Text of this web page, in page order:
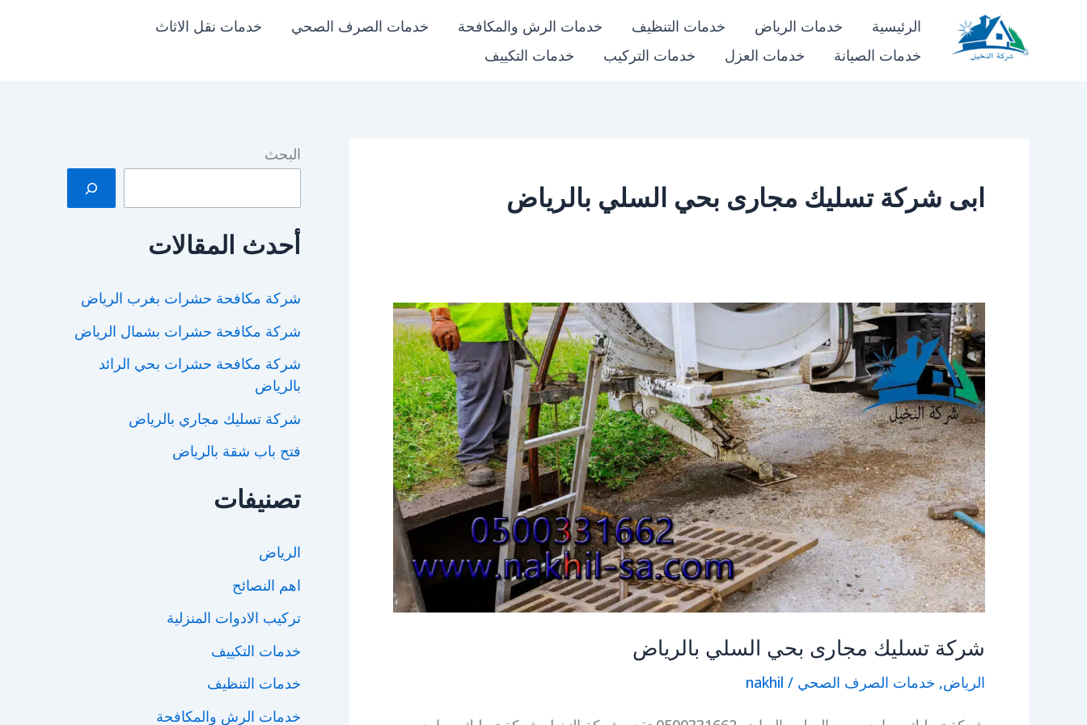
الرئيسية خدمات الرياض خدمات التنظيف خدمات الرش والمكافحة خدمات الصرف الصحي
خدمات نقل الاثاث
خدمات الصيانة
خدمات العزل خدمات التركيب خدمات التكييف
ابى شركة تسليك مجارى بحي السلي بالرياض
شركة تسليك مجارى بحي السلي بالرياض
الرياض, خدمات الصرف الصحي /
nakhil
البحث
أحدث المقالات
شركة مكافحة حشرات بغرب الرياض
شركة مكافحة حشرات بشمال الرياض
شركة مكافحة حشرات بحي الرائد
بالرياض
شركة تسليك مجاري بالرياض
فتح باب شقة بالرياض
تصنيفات
الرياض
اهم النصائح
تركيب الادوات المنزلية
خدمات التكييف
خدمات التنظيف
خدمات الرش والمكافحة